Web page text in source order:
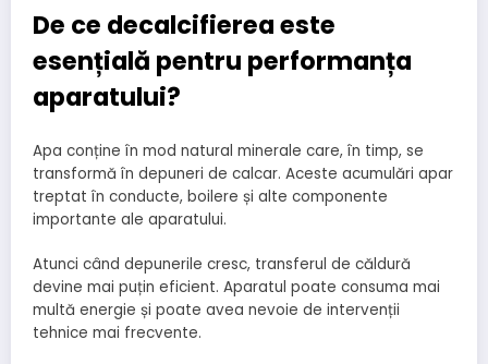
De ce decalcifierea este
esențială pentru performanța
aparatului?
Apa conține în mod natural minerale care, în timp, se
transformă în depuneri de calcar. Aceste acumulări apar
treptat în conducte, boilere și alte componente
importante ale aparatului.
Atunci când depunerile cresc, transferul de căldură
devine mai puțin eficient. Aparatul poate consuma mai
multă energie și poate avea nevoie de intervenții
tehnice mai frecvente.